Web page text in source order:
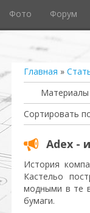
Фото Форум
Главная »
Материалы
Сортировать
Adex -
История
Кастельо
модными в те
бумаги.